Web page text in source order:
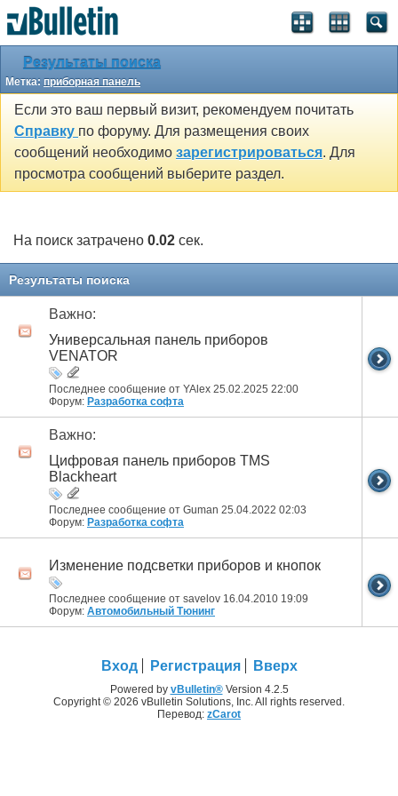
Результаты поиска
Метка: приборная панель
Если это ваш первый визит, рекомендуем почитать
Справку по форуму. Для размещения своих
сообщений необходимо зарегистрироваться. Для
просмотра сообщений выберите раздел.
На поиск затрачено 0.02 сек.
Результаты поиска
Важно:
Универсальная панель приборов
VENATOR
Последнее сообщение от YAlex 25.02.2025 22:00
Форум: Разработка софта
Важно:
Цифровая панель приборов TMS
Blackheart
Последнее сообщение от Guman 25.04.2022 02:03
Форум: Разработка софта
Изменение подсветки приборов и кнопок
Последнее сообщение от savelov 16.04.2010 19:09
Форум: Автомобильный Тюнинг
Вход Регистрация Вверх
Powered by vBulletin®Version 4.2.5
Copyright © 2026 vBulletin Solutions, Inc. All rights reserved.
Перевод: zCarot